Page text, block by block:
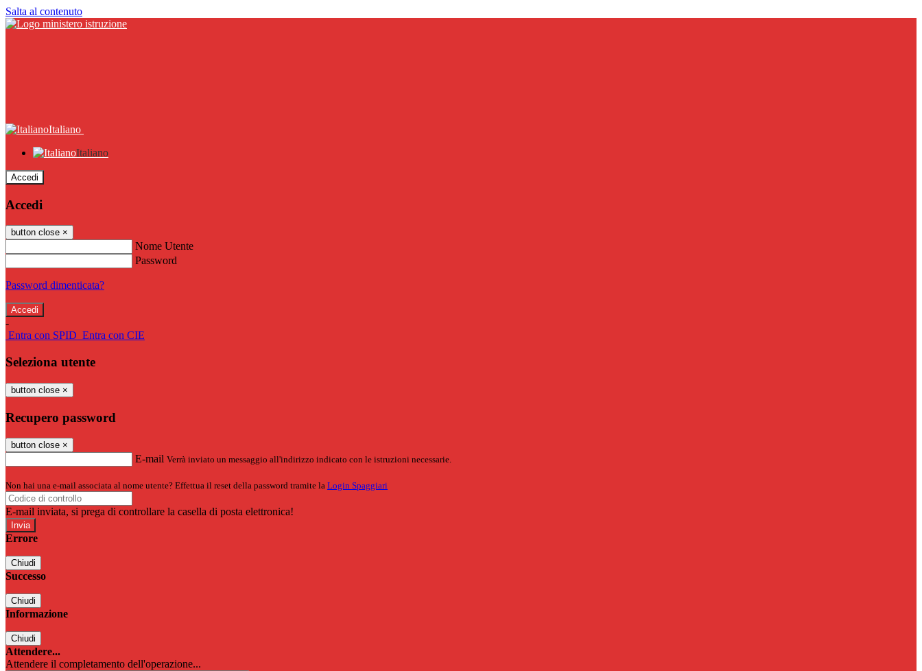
Salta al contenuto
Italiano
Italiano
Accedi
Accedi
button close ×
Nome Utente
Password
Password dimenticata?
-
Entra con SPID Entra con CIE
Seleziona utente
button close ×
Recupero password
button close ×
E-mail Verrà inviato un messaggio all'indirizzo indicato con le istruzioni necessarie.
Non hai una e-mail associata al nome utente? Effettua il reset della password tramite la Login Spaggiari
E-mail inviata, si prega di controllare la casella di posta elettronica!
Errore
Chiudi
Successo
Chiudi
Informazione
Chiudi
Attendere...
Attendere il completamento dell'operazione...